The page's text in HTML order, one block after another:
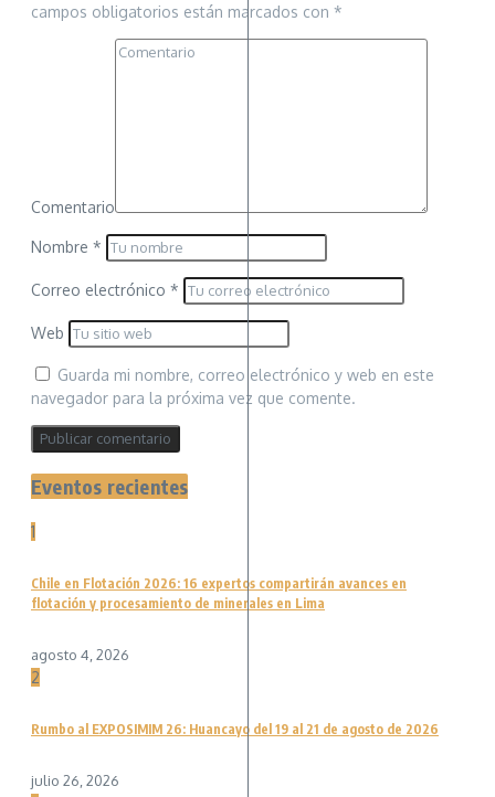
campos obligatorios están marcados con *
Comentario
Nombre *
Correo electrónico *
Web
Guarda mi nombre, correo electrónico y web en este
navegador para la próxima vez que comente.
Eventos recientes
1
Chile en Flotación 2026: 16 expertos compartirán avances en
flotación y procesamiento de minerales en Lima
agosto 4, 2026
2
Rumbo al EXPOSIMIM 26: Huancayo del 19 al 21 de agosto de 2026
julio 26, 2026